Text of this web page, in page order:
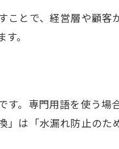
ことで、経営層や顧客
。
。専門用語を使う場
」は「水漏れ防止のた